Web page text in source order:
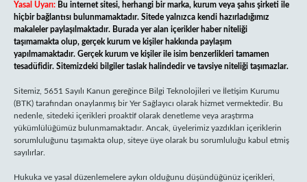
Yasal Uyarı: Bu internet sitesi, herhangi bir marka, kurum veya şahıs şirketi ile
hiçbir bağlantısı bulunmamaktadır. Sitede yalnızca kendi hazırladığımız
makaleler paylaşılmaktadır. Burada yer alan içerikler haber niteliği
taşımamakta olup, gerçek kurum ve kişiler hakkında paylaşım
yapılmamaktadır. Gerçek kurum ve kişiler ile isim benzerlikleri tamamen
tesadüfidir. Sitemizdeki bilgiler taslak halindedir ve tavsiye niteliği taşımazlar.
Sitemiz, 5651 Sayılı Kanun gereğince Bilgi Teknolojileri ve İletişim Kurumu
(BTK) tarafından onaylanmış bir Yer Sağlayıcı olarak hizmet vermektedir. Bu
nedenle, sitedeki içerikleri proaktif olarak denetleme veya araştırma
yükümlülüğümüz bulunmamaktadır. Ancak, üyelerimiz yazdıkları içeriklerin
sorumluluğunu taşımakta olup, siteye üye olarak bu sorumluluğu kabul etmiş
sayılırlar.
Hukuka ve yasal düzenlemelere aykırı olduğunu düşündüğünüz içerikleri,